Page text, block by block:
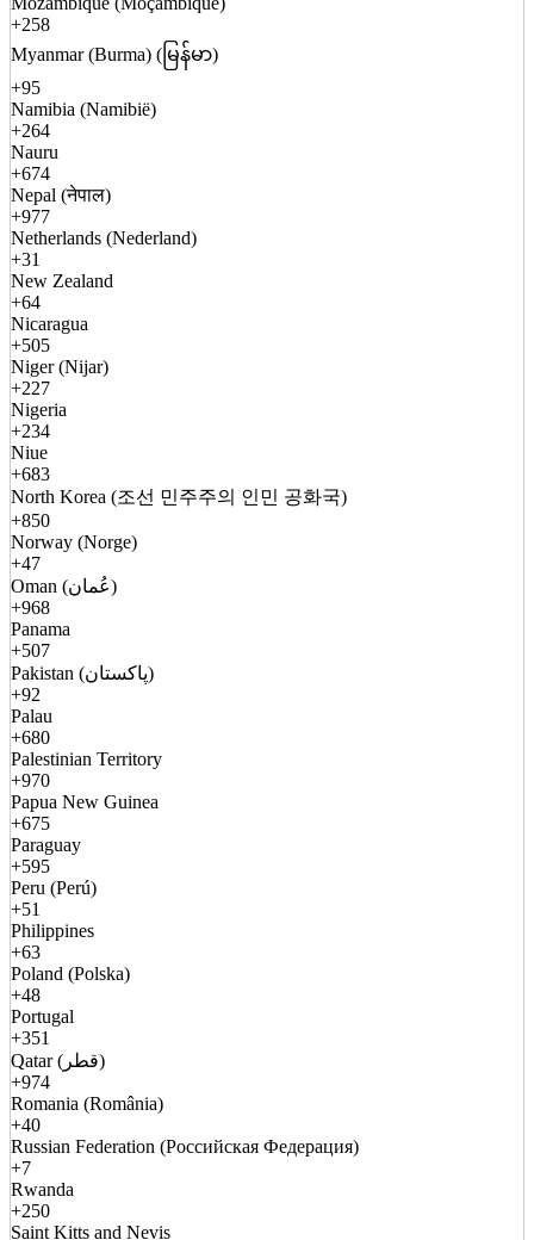
+258
Myanmar (Burma) (မြန်မာ)
+95
Namibia (Namibië)
+264
Nauru
+674
Nepal (नेपाल)
+977
Netherlands (Nederland)
+31
New Zealand
+64
Nicaragua
+505
Niger (Nijar)
+227
Nigeria
+234
Niue
+683
North Korea (조선 민주주의 인민 공화국)
+850
Norway (Norge)
+47
Oman (عُمان)
+968
Panama
+507
Pakistan (پاکستان)
+92
Palau
+680
Palestinian Territory
+970
Papua New Guinea
+675
Paraguay
+595
Peru (Perú)
+51
Philippines
+63
Poland (Polska)
+48
Portugal
+351
Qatar (قطر)
+974
Romania (România)
+40
Russian Federation (Российская Федерация)
+7
Rwanda
+250
Saint Kitts and Nevis